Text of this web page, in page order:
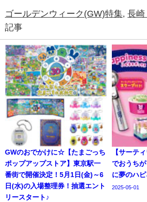
ゴールデンウィーク(GW)特集, 長崎
記事
GWのおでかけに☆【たまごっち
ポップアップストア】東京駅一
番街で開催決定！5月1日(金)～6
日(水)の入場整理券！抽選エント
リースタート♪
【サーテ
でおうち
に夢のハ
2025-05-01